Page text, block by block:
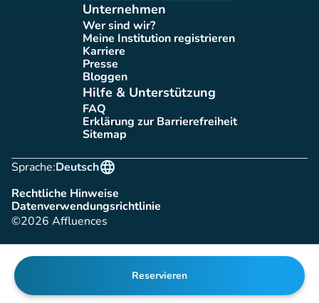
Reservieren
Unternehmen
Wer sind wir?
(new tab)
Meine Institution registrieren
(new tab)
Karriere(new tab)
Presse(new tab)
Bloggen
(new tab)
Hilfe & Unterstützung
FAQ(new tab)
Erklärung zur Barrierefreiheit
(new tab)
Sitemap(new tab)
Sprache:
language
Deutsch
Rechtliche Hinweise
(new tab)
Datenverwendungsrichtlinie
(new tab)
©2026 Affluences